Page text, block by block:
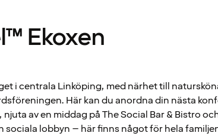
Ekoxen
i centrala Linköping, med närhet till
Här kan du anordna din nästa
av en middag på The Social Bar & Bistro
sociala lobbyn – här finns något för hela